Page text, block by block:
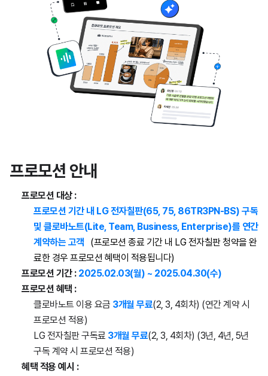
프로모션 안내
프로모션 대상 :
프로모션 기간 내 LG 전자칠판(65, 75, 86TR3PN-BS) 구독
및 클로바노트(Lite, Team, Business, Enterprise)를 연간
계약하는 고객 (프로모션 종료 기간 내 LG 전자칠판 청약을 완
료한 경우 프로모션 혜택이 적용됩니다)
프로모션 기간 : 2025.02.03(월) ~ 2025.04.30(수)
프로모션 혜택 :
클로바노트 이용 요금 3개월 무료(2, 3, 4회차) (연간계약 시
프로모션 적용)
LG 전자칠판 구독료 3개월 무료(2, 3, 4회차) (3년, 4년, 5년
구독 계약 시 프로모션 적용)
혜택 적용 예시 :